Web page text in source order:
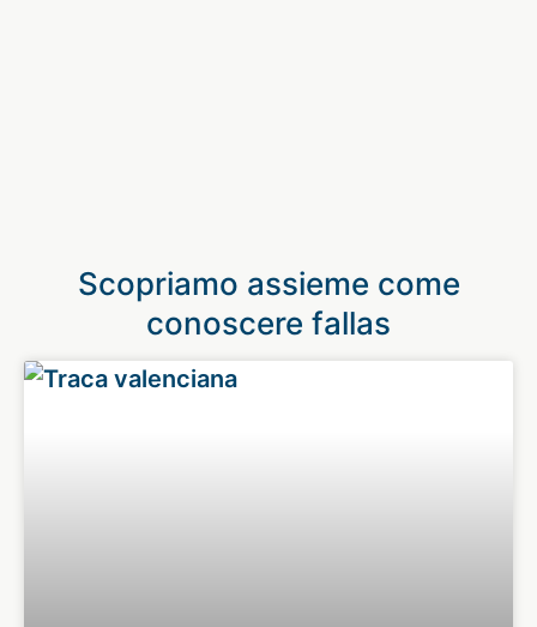
Scopriamo assieme come
conoscere fallas